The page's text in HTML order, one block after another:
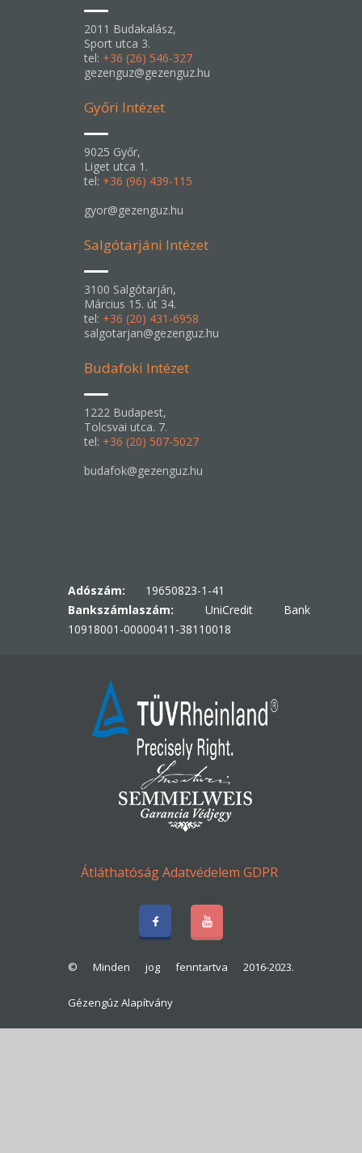
2011 Budakalász,
Sport utca 3.
tel: +36 (26) 546-327
gezenguz@gezenguz.hu
Győri Intézet
9025 Győr,
Liget utca 1.
tel: +36 (96) 439-115
gyor@gezenguz.hu
Salgótarjáni Intézet
3100 Salgótarján,
Március 15. út 34.
tel: +36 (20) 431-6958
salgotarjan@gezenguz.hu
Budafoki Intézet
1222 Budapest,
Tolcsvai utca. 7.
tel: +36 (20) 507-5027
budafok@gezenguz.hu
Adószám: 19650823-1-41
Bankszámlaszám: UniCredit Bank
10918001-00000411-38110018
ÁtláthatóságAdatvédelem GDPR
© Minden jog fenntartva 2016-2023.
Gézengúz Alapítvány